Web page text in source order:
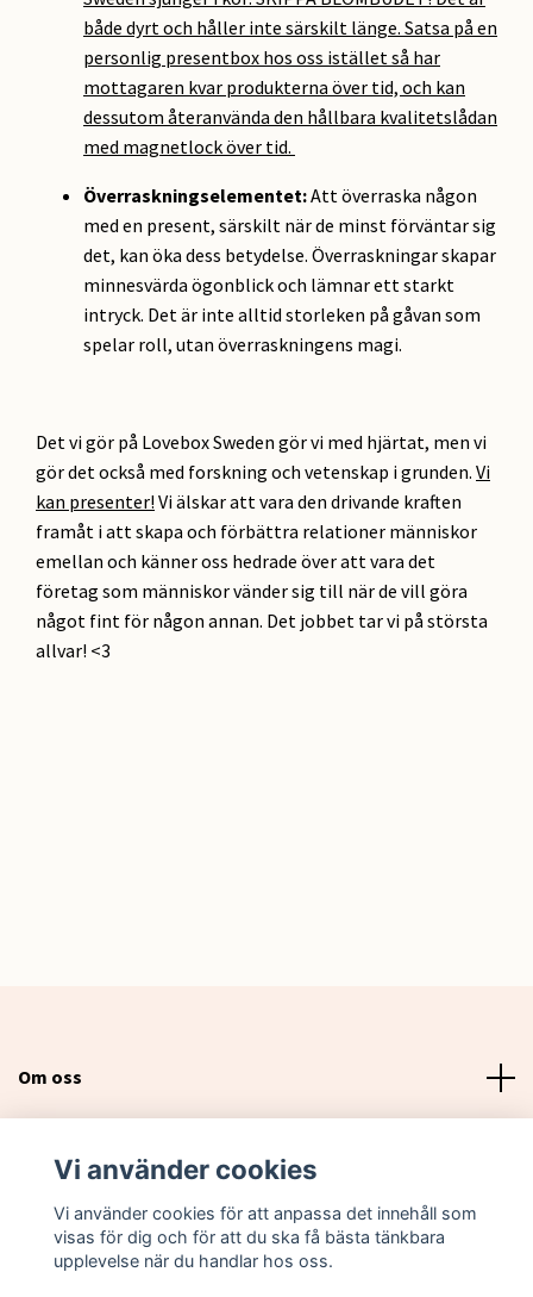
både dyrt och håller inte särskilt länge. Satsa på en
personlig presentbox hos oss istället så har
mottagaren kvar produkterna över tid, och kan
dessutom återanvända den hållbara kvalitetslådan
med magnetlock över tid.
Överraskningselementet:Att överraska någon
med en present, särskilt när de minst förväntar sig
det, kan öka dess betydelse. Överraskningar skapar
minnesvärda ögonblick och lämnar ett starkt
intryck. Det är inte alltid storleken på gåvan som
spelar roll, utan överraskningens magi.
Det vi gör på Lovebox Sweden gör vi med hjärtat, men vi
gör det också med forskning och vetenskap i grunden. Vi
kan presenter! Vi älskar att vara den drivande kraften
framåt i att skapa och förbättra relationer människor
emellan och känner oss hedrade över att vara det
företag som människor vänder sig till när de vill göra
något fint för någon annan. Det jobbet tar vi på största
allvar! <3
Om oss
Sociala medier
Vi använder cookies
Vi använder cookies för att anpassa det innehåll som
visas för dig och för att du ska få bästa tänkbara
upplevelse när du handlar hos oss.